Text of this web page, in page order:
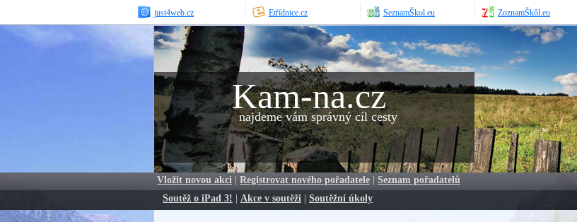
just4web.cz Etřídnice.cz SeznamŠkol.eu ZoznamŠkôl.eu
Kam-na.cz
najdeme vám správný cíl cesty
Vložit novou akci | Registrovat nového pořadatele | Seznam pořadatelů
Soutěž o iPad 3! | Akce v soutěži | Soutěžní úkoly